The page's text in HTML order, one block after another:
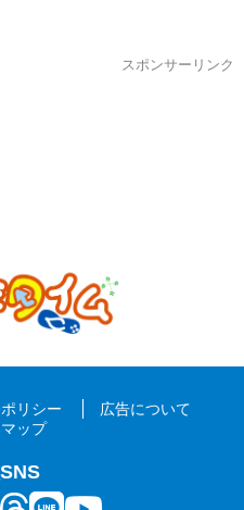
スポンサーリンク
リシー
広告について
ップ